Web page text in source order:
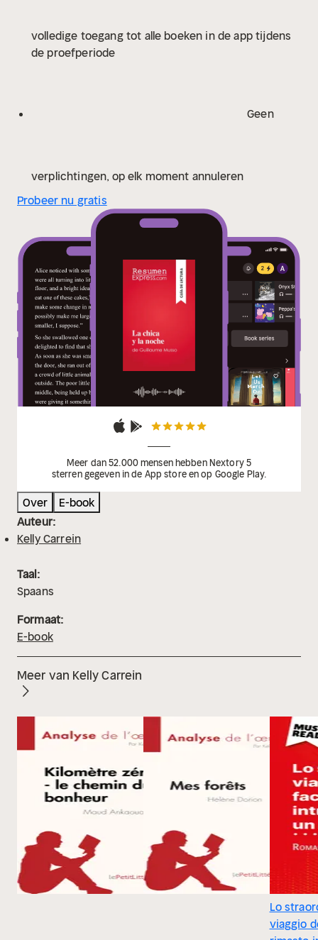
volledige toegang tot alle boeken in de app tijdens
de proefperiode
Geen
verplichtingen, op elk moment annuleren
Probeer nu gratis
Meer dan 52.000 mensen hebben Nextory 5
sterren gegeven in de App store en op Google Play.
Over
E-book
Auteur:
Kelly Carrein
Taal:
Spaans
Formaat:
E-book
Meer van Kelly Carrein
Lo
viaggio